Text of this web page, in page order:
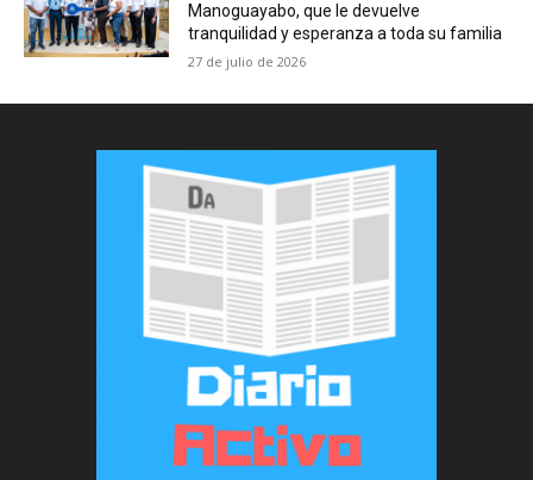
Manoguayabo, que le devuelve
tranquilidad y esperanza a toda su familia
27 de julio de 2026